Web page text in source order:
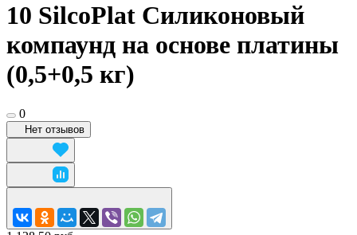
10 SilcoPlat Силиконовый
компаунд на основе платины
(0,5+0,5 кг)
0
Нет отзывов